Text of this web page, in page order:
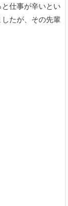
仕事が辛いとい
たが、その先輩